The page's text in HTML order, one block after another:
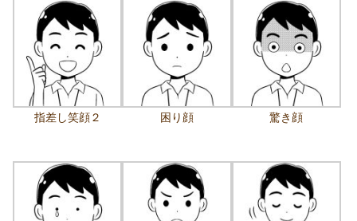
指差し笑顔２ 困り顔 驚き顔